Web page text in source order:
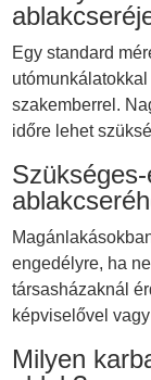
Egy standard
szakemberrel.
időre lehet
engedélyre, ha
társasházaknál
képviselővel
Milyen